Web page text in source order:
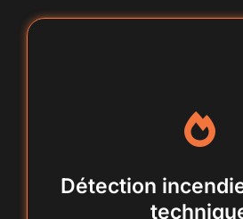
Détection